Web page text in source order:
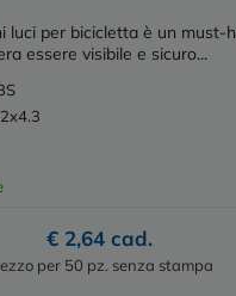
luci per bicicletta è un must-
essere visibile e sicuro...
€ 2,64 cad.
per 50 pz. senza stampa